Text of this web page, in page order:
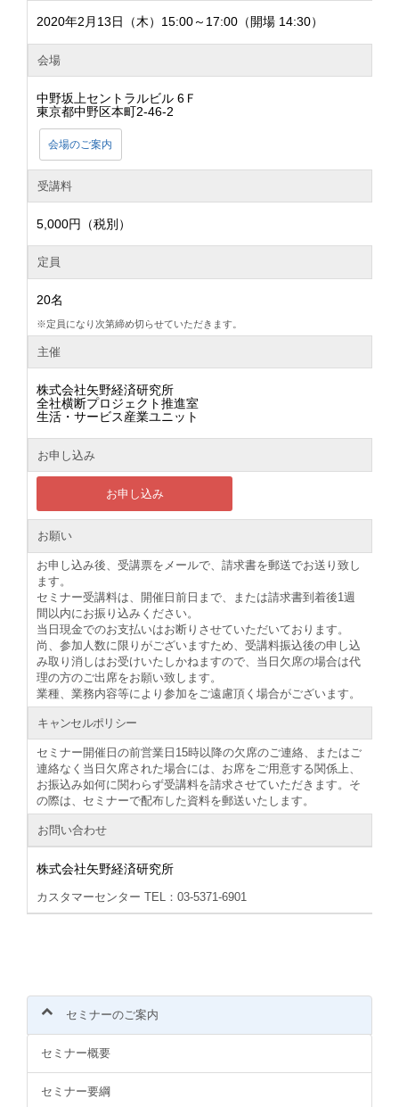
2020年2月13日（木）15:00～17:00（開場 14:30）
会場
中野坂上セントラルビル 6Ｆ
東京都中野区本町2-46-2
会場のご案内
受講料
5,000円（税別）
定員
20名
※定員になり次第締め切らせていただきます。
主催
株式会社矢野経済研究所
全社横断プロジェクト推進室
生活・サービス産業ユニット
お申し込み
お申し込み
お願い
お申し込み後、受講票をメールで、請求書を郵送でお送り致し
ます。
セミナー受講料は、開催日前日まで、または請求書到着後1週
間以内にお振り込みください。
当日現金でのお支払いはお断りさせていただいております。
尚、参加人数に限りがございますため、受講料振込後の申し込
み取り消しはお受けいたしかねますので、当日欠席の場合は代
理の方のご出席をお願い致します。
業種、業務内容等により参加をご遠慮頂く場合がございます。
キャンセルポリシー
セミナー開催日の前営業日15時以降の欠席のご連絡、またはご
連絡なく当日欠席された場合には、お席をご用意する関係上、
お振込み如何に関わらず受講料を請求させていただきます。そ
の際は、セミナーで配布した資料を郵送いたします。
お問い合わせ
株式会社矢野経済研究所
カスタマーセンター TEL：03-5371-6901
セミナーのご案内
セミナー概要
セミナー要綱